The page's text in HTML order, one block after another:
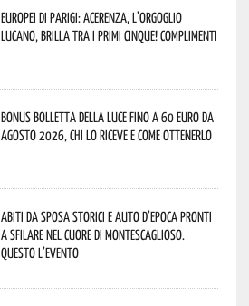
Europei di Parigi: Acerenza, l’orgoglio
lucano, brilla tra i primi cinque! Complimenti
Bonus bolletta della luce fino a 60 euro da
agosto 2026, chi lo riceve e come ottenerlo
Abiti da sposa storici e auto d’epoca pronti
a sfilare nel cuore di Montescaglioso.
Questo l’evento